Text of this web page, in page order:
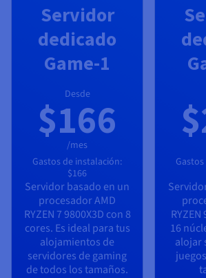
Servidor
dedicado
Game-1
Desde
$166
/mes
Gastos de instalación:
$166
Servidor basado en un
procesadorAMD
RYZEN 7 9800X3D con 8
cores. Es ideal para tus
alojamientos de
servidores de gaming
de todos los tamaños.
RYZEN
16
alojar